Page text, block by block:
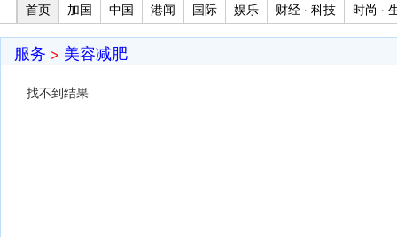
首页
加国 中国 港闻 国际 娱乐 财经 · 科技 时尚 ·
服务 > 美容减肥
找不到结果